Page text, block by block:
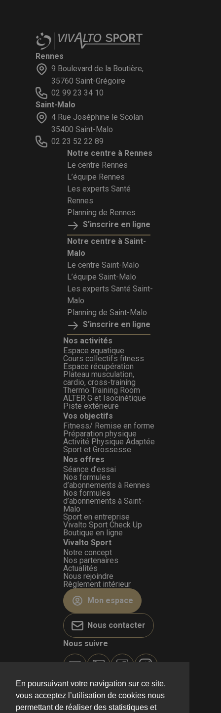
Rennes
9 Boulevard de la Boutière,
35760 Saint-Grégoire
02 99 23 34 10
Saint-Malo
4 Rue Joséphine le Scolan
35400 Saint-Malo
02 23 52 22 89
Notre centre à Rennes
Le centre Rennes
L’équipe Rennes
Les experts Santé
Rennes
Planning de Rennes
S'inscrire en ligne
Notre centre à Saint-
Malo
Le centre Saint-Malo
L’équipe Saint-Malo
Les experts Santé Saint-
Malo
Planning de Saint-Malo
S'inscrire en ligne
Nos activités
Espace aquatique
Cours collectifs fitness
Espace récupération
Plateau musculation,
cardio, cross-training
Thermo Training Room
ALTER G et Isocinétique
Piste extérieure
Vos objectifs
Fitness/ Remise en forme
Préparation physique
Activité Physique Adaptée
Sport et Grossesse
Nos offres
Séance d’essai
Nos formules
d’abonnements à Rennes
Nos formules
d’abonnements à Saint-
Malo
Sport en entreprise
Vivalto Sport Check Up
Boutique en ligne
Vivalto Sport
Notre concept
Nos partenaires
Actualités
Nous rejoindre
Règlement intérieur
Mon espace
Nous contacter
Nous suivre
En poursuivant votre navigation sur ce site,
vous acceptez l’utilisation de cookies nous
permettant de réaliser des statistiques et